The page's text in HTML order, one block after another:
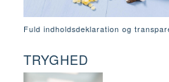
Fuld indholdsdeklaration og
TRYGHED